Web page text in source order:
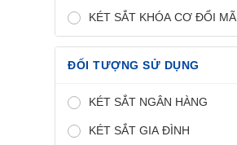
KÉT SẮT KHÓA CƠ ĐỔI MÃ
ĐỐI TƯỢNG SỬ DỤNG
KÉT SẮT NGÂN HÀNG
KÉT SẮT GIA ĐÌNH